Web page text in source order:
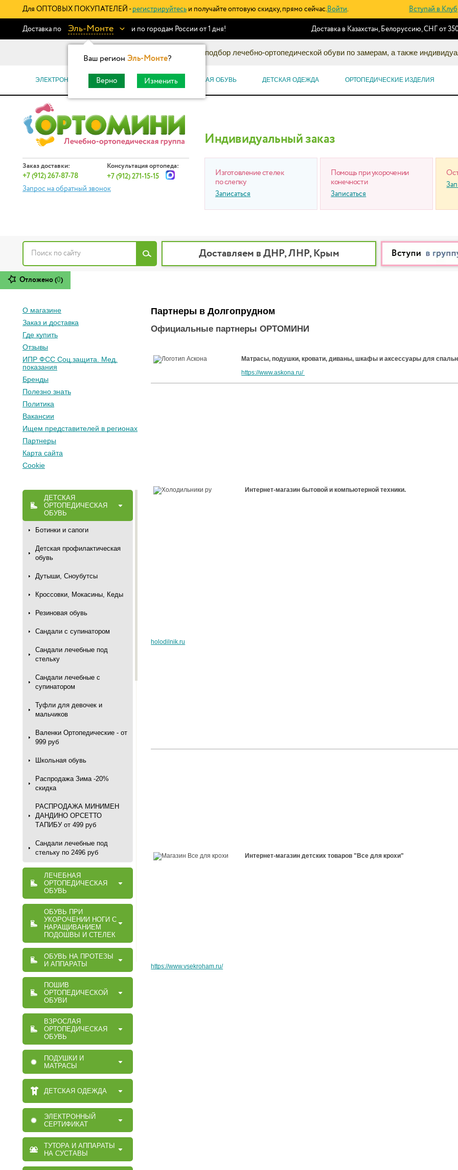
Для ОПТОВЫХ ПОКУПАТЕЛЕЙ - регистрируйтесь и получайте оптовую скидку, прямо сейчас.Войти. Вступай в Клуб
Доставка по Эль-Монте
Ваш регион Эль-Монте?
Верно Изменить
и по городам России от 1 дня! Доставка в Казахстан, Белоруссию, СНГ от
Информационный каталог: подбор лечебно-ортопедической обуви по замерам, а также
ЭЛЕКТРОННЫЕ СЕРТИФИКАТЫ ОРТОПЕДИЧЕСКАЯ ОБУВЬ ДЕТСКАЯ ОДЕЖДА ОРТОПЕДИЧЕСКИЕ ИЗДЕЛИЯ
Заказ доставки:
+7 (912) 267-87-78
Консультация ортопеда:
+7 (912) 271-15-15
Запрос на обратный звонок
Индивидуальный заказ
Изготовление стелек
по слепку
Записаться
Помощь при укорочении
конечности
Записаться
Доставляем в ДНР, ЛНР, Крым
Отложено (0)
О магазине
Заказ и доставка
Где купить
Отзывы
ИПР ФСС Соц.защита. Мед.
показания
Бренды
Полезно знать
Политика
Вакансии
Ищем представителей в регионах
Партнеры
Карта сайта
Cookie
ДЕТСКАЯ
ОРТОПЕДИЧЕСКАЯ
ОБУВЬ
Ботинки и сапоги
Детская профилактическая
обувь
Дутыши, Сноубутсы
Кроссовки, Мокасины, Кеды
Резиновая обувь
Сандали с супинатором
Сандали лечебные под
стельку
Сандали лечебные с
супинатором
Туфли для девочек и
мальчиков
Валенки Ортопедические - от
999 руб
Школьная обувь
Распродажа Зима -20%
скидка
РАСПРОДАЖА МИНИМЕН
ДАНДИНО ОРСЕТТО
ТАПИБУ от 499 руб
Сандали лечебные под
стельку по 2496 руб
ЛЕЧЕБНАЯ
ОРТОПЕДИЧЕСКАЯ
ОБУВЬ
ОБУВЬ ПРИ
УКОРОЧЕНИИ НОГИ С
НАРАЩИВАНИЕМ
ПОДОШВЫ И СТЕЛЕК
ОБУВЬ НА ПРОТЕЗЫ
И АППАРАТЫ
ПОШИВ
ОРТОПЕДИЧЕСКОЙ
ОБУВИ
ВЗРОСЛАЯ
ОРТОПЕДИЧЕСКАЯ
ОБУВЬ
ПОДУШКИ И
МАТРАСЫ
ДЕТСКАЯ ОДЕЖДА
ЭЛЕКТРОННЫЙ
СЕРТИФИКАТ
ТУТОРА И АППАРАТЫ
НА СУСТАВЫ
Партнеры в Долгопрудном
Официальные партнеры ОРТОМИНИ
Матрасы, подушки, кровати, диваны, шкафы и аксессуары для
https://www.askona.ru/
Интернет-магазин бытовой и компьютерной техники.
holodilnik.ru
Интернет-магазин детских товаров "Все для крохи"
https://www.vsekroham.ru/